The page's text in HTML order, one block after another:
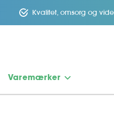
Kvalitet, omsorg og
Varemærker